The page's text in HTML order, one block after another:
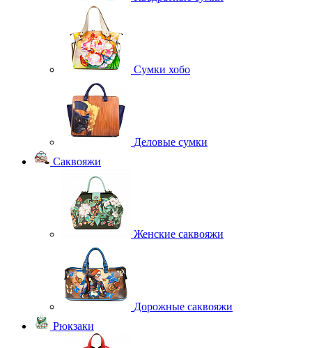
Сумки хобо
Деловые сумки
Саквояжи
Женские саквояжи
Дорожные саквояжи
Рюкзаки